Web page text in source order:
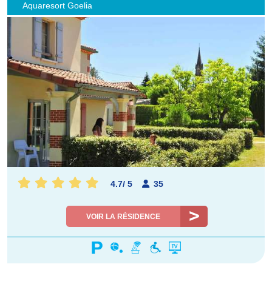
Aquaresort Goelia
4.7/ 5 35
VOIR LA RÉSIDENCE